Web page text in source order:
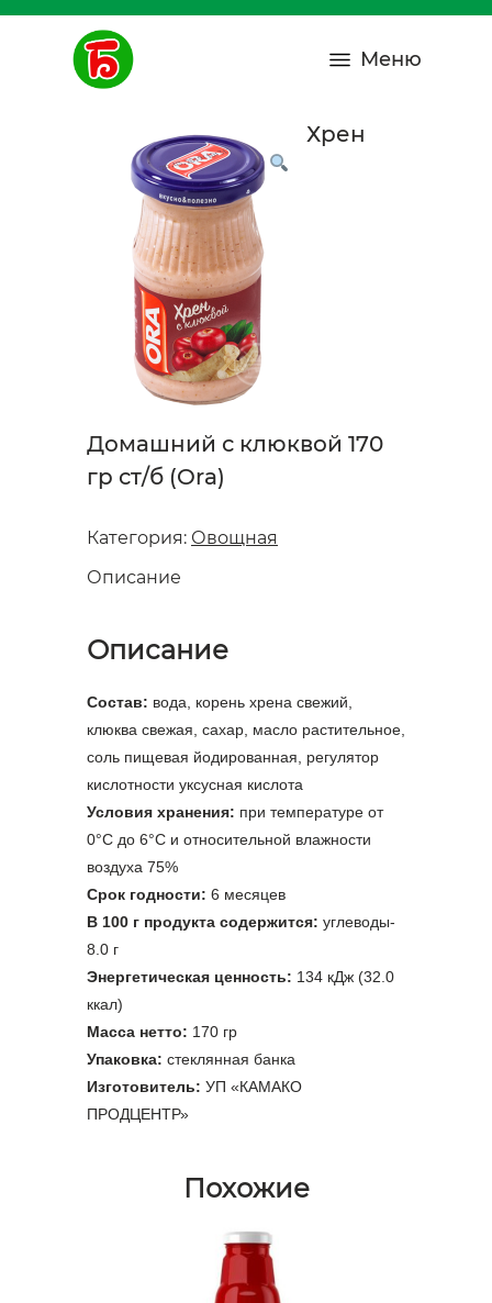
Меню
Хрен
Домашний с клюквой 170
гр ст/б (Ora)
Категория: Овощная
Описание
Описание
Состав: вода, корень хрена свежий,
клюква свежая, сахар, масло растительное,
соль пищевая йодированная, регулятор
кислотности уксусная кислота
Условия хранения: при температуре от
0°С до 6°C и относительной влажности
воздуха 75%
Срок годности: 6 месяцев
В 100 г продукта содержится: углеводы-
8.0 г
Энергетическая ценность: 134 кДж (32.0
ккал)
Масса нетто: 170 гр
Упаковка: стеклянная банка
Изготовитель: УП «КАМАКО
ПРОДЦЕНТР»
Похожие